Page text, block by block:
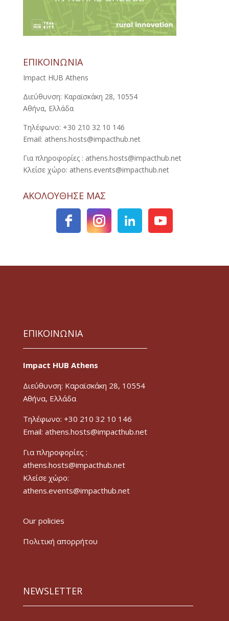
ΕΠΙΚΟΙΝΩΝΙΑ
Impact HUB Athens
Διεύθυνση: Καραϊσκάκη 28, 10554
Αθήνα, Ελλάδα
Τηλέφωνο: +30 210 32 10 146
Email: athens.hosts@impacthub.net
Για πληροφορίες : athens.hosts@impacthub.net
Κλείσε χώρο: athens.events@impacthub.net
ΑΚΟΛΟΥΘΗΣΕ ΜΑΣ
ΕΠΙΚΟΙΝΩΝΙΑ
Impact HUB Athens
Διεύθυνση: Καραϊσκάκη 28, 10554
Αθήνα, Ελλάδα
Τηλέφωνο: +30 210 32 10 146
Email: athens.hosts@impacthub.net
Για πληροφορίες :
athens.hosts@impacthub.net
Κλείσε χώρο:
athens.events@impacthub.net
Our policies
Πολιτική απορρήτου
NEWSLETTER